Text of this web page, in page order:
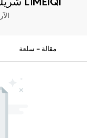
65
مقالة - سلعة